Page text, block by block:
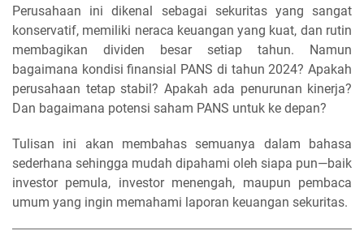
Perusahaan ini dikenal sebagai sekuritas yang sangat
konservatif, memiliki neraca keuangan yang kuat, dan rutin
membagikan dividen besar setiap tahun. Namun
bagaimana kondisi finansial PANS di tahun 2024? Apakah
perusahaan tetap stabil? Apakah ada penurunan kinerja?
Dan bagaimana potensi saham PANS untuk ke depan?
Tulisan ini akan membahas semuanya dalam bahasa
sederhana sehingga mudah dipahami oleh siapa pun—baik
investor pemula, investor menengah, maupun pembaca
umum yang ingin memahami laporan keuangan sekuritas.